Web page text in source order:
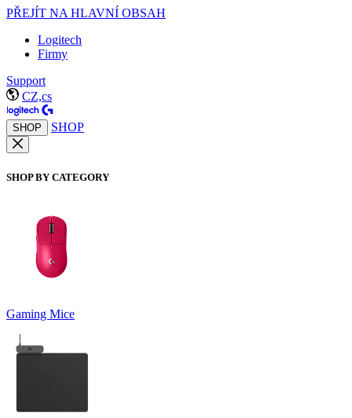
PŘEJÍT NA HLAVNÍ OBSAH
Logitech
Firmy
Support
CZ,cs
SHOP SHOP
SHOP BY CATEGORY
Gaming Mice